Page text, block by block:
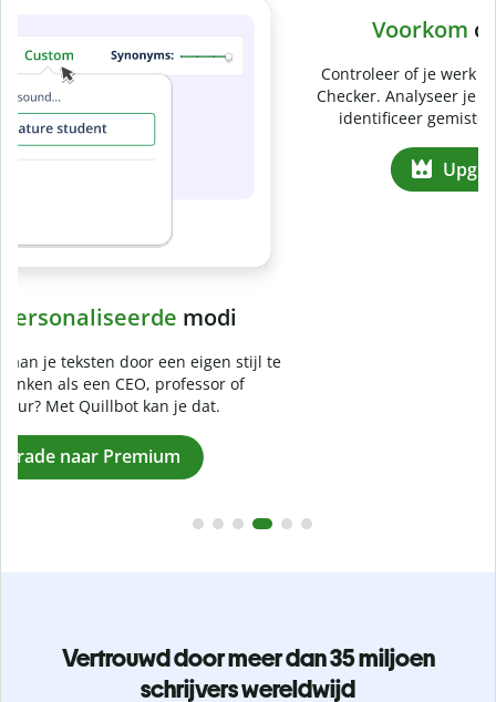
Voorkomonbedoeld plagiaat
Controleer of je werk 100% van jou is met onze Plagiaat
Checker. Analyseer je werkstuk in een paar seconden en
identificeer gemiste citaten in meer dan 100 talen.
Upgrade naar Premium
Vertrouwd door meer dan 35 miljoen
schrijvers wereldwijd